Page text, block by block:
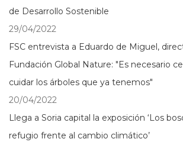
de Desarrollo Sostenible
29/04/2022
FSC entrevista a Eduardo de Miguel,
Fundación Global Nature: "Es necesario
cuidar los árboles que ya tenemos"
20/04/2022
Llega a Soria capital la exposición ‘Los
refugio frente al cambio climático’